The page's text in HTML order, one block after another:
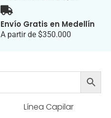
Envío Gratis en Medellín
A partir de $350.000
Línea Capilar